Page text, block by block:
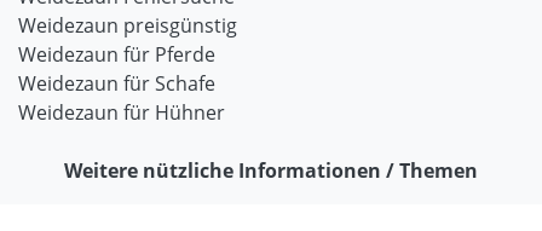
Weidezaun preisgünstig
Weidezaun für Pferde
Weidezaun für Schafe
Weidezaun für Hühner
Weitere nützliche Informationen / Themen